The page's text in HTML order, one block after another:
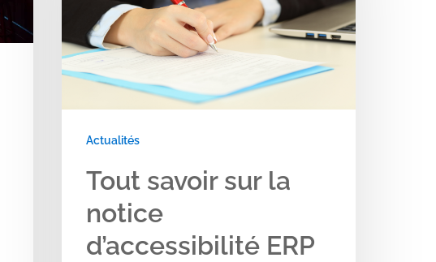
notice
d’accessibilité
Actualités
Tout savoir sur la
notice
d’accessibilité ERP